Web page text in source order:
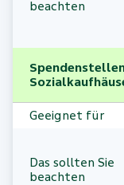
beachten
Geeignet für
Das sollten Sie
beachten